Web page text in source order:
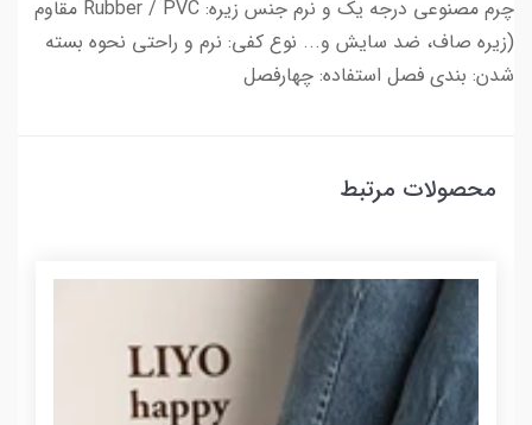
چرم مصنوعی درجه یک و نرم جنس زیره: Rubber / PVC مقاوم
(زیره صاف، ضد سایش و... نوع کفی: نرم و راحتی نحوه بسته
شدن: بندی فصل استفاده: چهارفصل
محصولات مرتبط